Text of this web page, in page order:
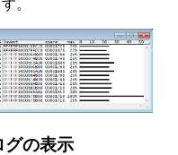
。
グの表示